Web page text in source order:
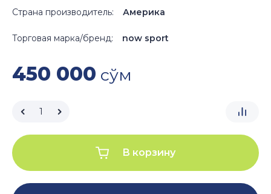
Страна производитель: Америка
Торговая марка/бренд: now sport
450 000 сўм
В корзину